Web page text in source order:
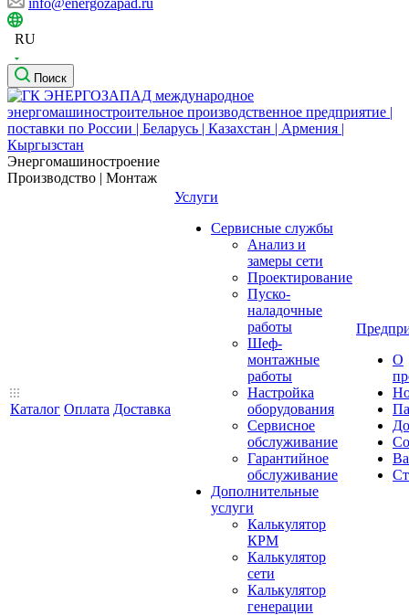
info@energozapad.ru
RU
Поиск
Энергомашиностроение
Производство | Монтаж
Каталог Оплата Доставка
Услуги
Сервисные службы
Анализ и
замеры сети
Проектирование
Пуско-
наладочные
работы
Шеф-
монтажные
работы
Настройка
оборудования
Сервисное
обслуживание
Гарантийное
обслуживание
Дополнительные
услуги
Калькулятор
КРМ
Калькулятор
сети
Калькулятор
генерации
О